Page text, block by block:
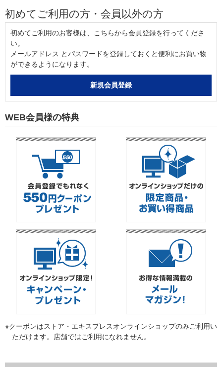
初めてご利用の方・会員以外の方
初めてご利用のお客様は、こちらから会員登録を行ってくださ
い。
メールアドレス とパスワードを登録しておくと便利にお買い物
ができるようになります。
WEB会員様の特典
※クーポンはストア・エキスプレスオンラインショップのみご利用い
ただけます。店舗ではご利用になれません。